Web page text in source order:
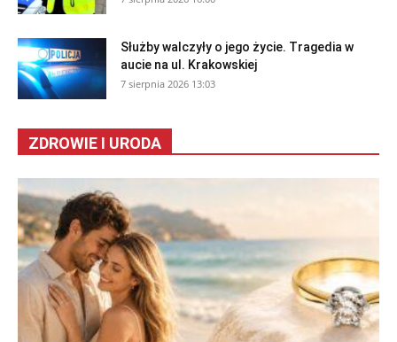
Służby walczyły o jego życie. Tragedia w
aucie na ul. Krakowskiej
7 sierpnia 2026 13:03
ZDROWIE I URODA